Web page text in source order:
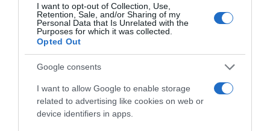
I want to opt-out of Collection, Use,
Retention, Sale, and/or Sharing of my
Personal Data that Is Unrelated with the
Purposes for which it was collected.
Opted Out
Google consents
I want to allow Google to enable storage
related to advertising like cookies on web or
device identifiers in apps.
Descripción del producto
Información general
Denominación del alimento:
Barrita De Cereales Con Chocolate NegroPaís de
origen:
EspañaNombre del operador: